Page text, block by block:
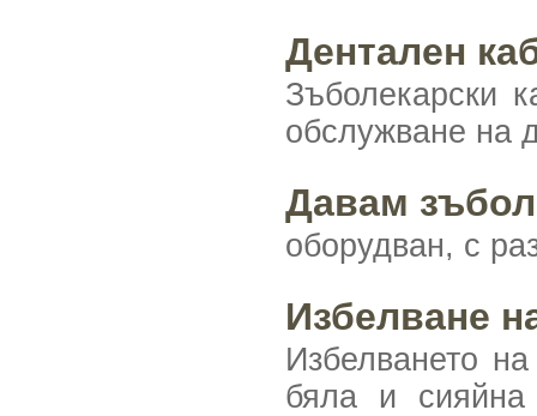
Дентален
Зъболекарски
обслужване на
Давам
оборудван, с
Избелване
Избелването
бяла и сияйна